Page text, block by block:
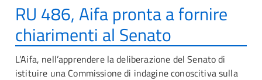
RU 486, Aifa pronta a fornire
chiarimenti al Senato
L’Aifa, nell’apprendere la deliberazione del Senato di
istituire una Commissione di indagine conoscitiva sulla